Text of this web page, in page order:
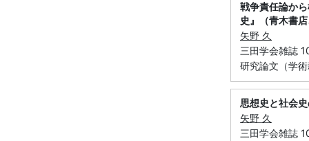
戦争責任論か
史』（青木書
矢野 久
三田学会雑誌
研究論文（学
思想史と社会
矢野 久
三田学会雑誌